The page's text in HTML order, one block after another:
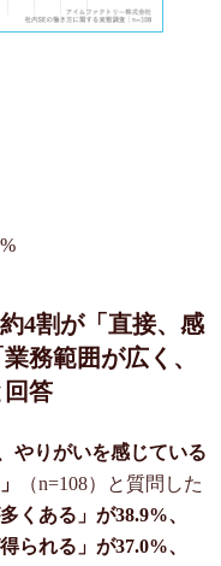
4割が「直接、感
務範囲が広く、
答
やりがいを感じている
（n=108）と質問した
くある」が38.9%、
られる」が37.0%、